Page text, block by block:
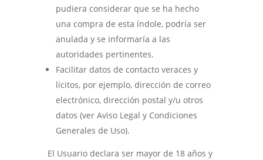
pudiera considerar que se ha hecho
una compra de esta índole, podría ser
anulada y se informaría a las
autoridades pertinentes.
Facilitar datos de contacto veraces y
lícitos, por ejemplo, dirección de correo
electrónico, dirección postal y/u otros
datos (ver Aviso Legal y Condiciones
Generales de Uso).
El Usuario declara ser mayor de 18 años y